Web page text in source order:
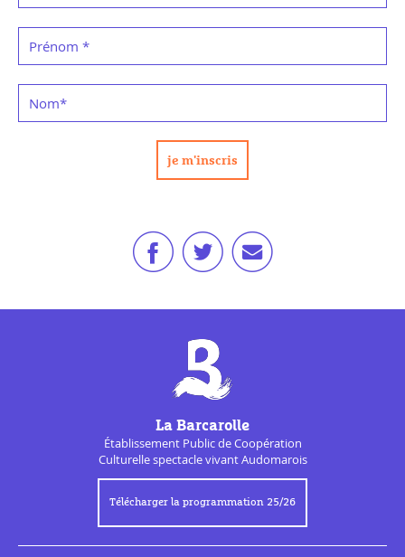
Prénom *
Nom*
La Barcarolle
Établissement Public deCoopération
Culturellespectacle vivant Audomarois
Télécharger la programmation 25/26